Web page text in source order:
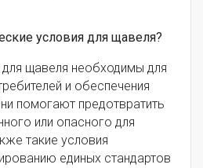
условия для щавеля?
для щавеля необходимы для
и обеспечения
помогают предотвратить
или опасного для
такие условия
единых стандартов